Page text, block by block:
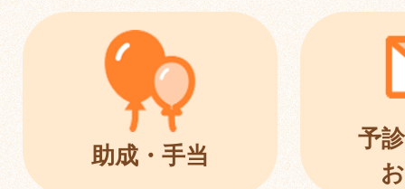
助成・手当
予